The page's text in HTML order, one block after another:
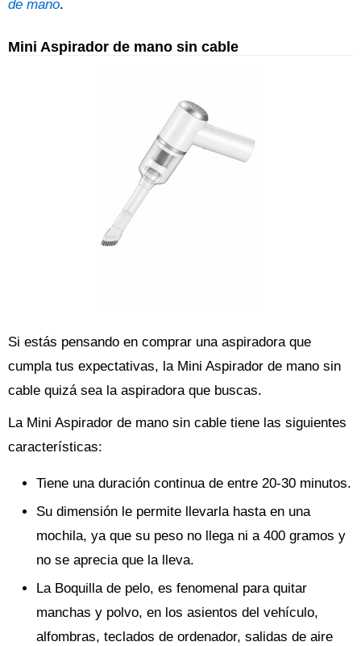
de mano.
Mini Aspirador de mano sin cable
Si estás pensando en comprar una aspiradora que
cumpla tus expectativas, la Mini Aspirador de mano sin
cable quizá sea la aspiradora que buscas.
La Mini Aspirador de mano sin cable tiene las siguientes
características:
Tiene una duración continua de entre 20-30 minutos.
Su dimensión le permite llevarla hasta en una
mochila, ya que su peso no llega ni a 400 gramos y
no se aprecia que la lleva.
La Boquilla de pelo, es fenomenal para quitar
manchas y polvo, en los asientos del vehículo,
alfombras, teclados de ordenador, salidas de aire